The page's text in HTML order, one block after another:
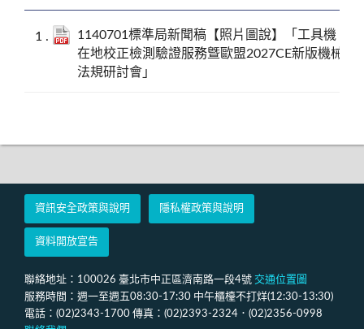
1140701標準局新聞稿【照片圖說】「工具機
在地校正檢測驗證服務曁歐盟2027CE新版機械
法規研討會」
資訊安全政策與說明 隱私權政策與說明
資料開放宣告
聯絡地址：100026 臺北市中正區濟南路一段4號 交通位置圖
服務時間：週一至週五08:30-17:30 中午櫃檯不打烊(12:30-13:30)
電話：(02)2343-1700 傳真：(02)2393-2324．(02)2356-0998